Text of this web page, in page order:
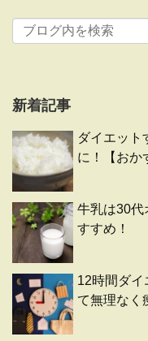
新着記事
ダイエット
に！【おか
牛乳は30代
すすめ！
12時間ダイ
て無理なく